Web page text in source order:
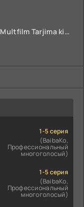
O'lik Kelin Uzbek tilida 2023 Multfilm Tarjima kino skachat
1-5 серия
(BaibaKo,
Профессиональный
многоголосый)
1-5 серия
(BaibaKo,
Профессиональный
многоголосый)